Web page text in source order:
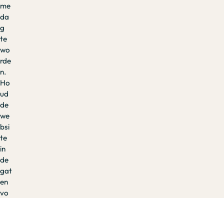
me
da
g
te
wo
rde
n.
Ho
ud
de
we
bsi
te
in
de
gat
en
vo